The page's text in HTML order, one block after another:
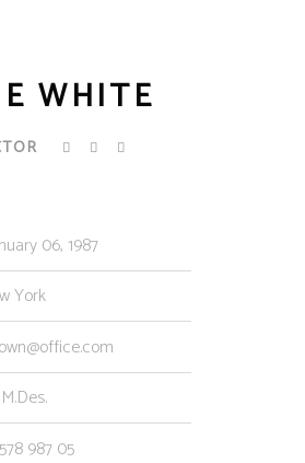
WHITE
06, 1987
York
987 05